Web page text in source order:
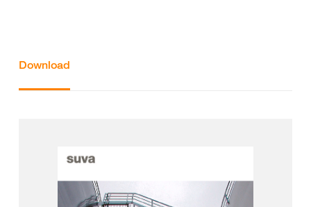
Download